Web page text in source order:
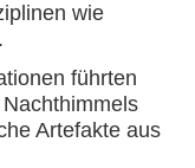
wie
führten
Artefakte aus